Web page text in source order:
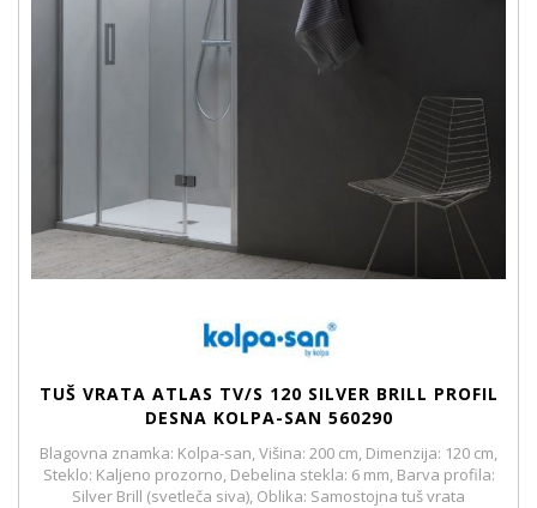
TUŠ VRATA ATLAS TV/S 120 SILVER BRILL PROFIL
DESNA KOLPA-SAN 560290
Blagovna znamka: Kolpa-san, Višina: 200 cm, Dimenzija: 120 cm,
Steklo: Kaljeno prozorno, Debelina stekla: 6 mm, Barva profila:
Silver Brill (svetleča siva), Oblika: Samostojna tuš vrata